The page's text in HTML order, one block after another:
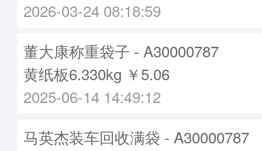
2026-03-24 08:18:59
董大康称重袋子 - A30000787
黄纸板6.330kg ￥5.06
2025-06-14 14:49:12
马英杰装车回收满袋 - A30000787